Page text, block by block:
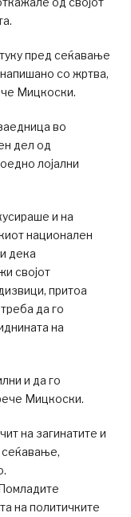
пред сеќавање
со жртва,
Мицкоски.
во
дел од
лојални
и на
национален
дека
својот
притоа
да го
на
и да го
Мицкоски.
на загинатите и
сеќавање,
на политичките